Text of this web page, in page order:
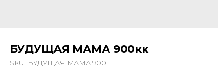
БУДУЩАЯ МАМА 900кк
SKU: БУДУЩАЯ МАМА 900